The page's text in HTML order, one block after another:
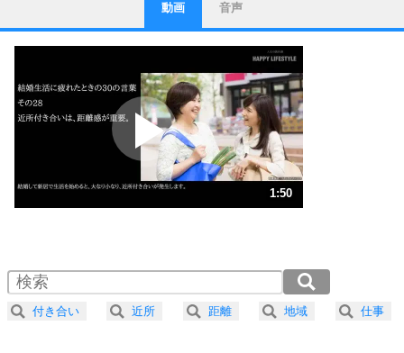
1
ストレス対策
他人と比べない。
いっそのこと、他人を見ない。
いらいらしない人になる30の方法
プラス思考
ポジティブになれない原因は、行動しないから。
ポジティブ思考になる30の方法
ストレス対策
人生、なんとかなるもの。
気楽に生きる30の方法
4 器の大きい人は、怒りを優しさで表現する。
動画 音声
1:50
2.0倍速 （216KB 55秒）
2.5倍速 （173KB 44秒）
3.0倍速 （144KB 36秒）
付き合い 近所 距離 地域 仕事